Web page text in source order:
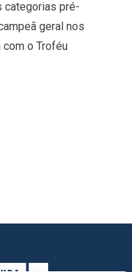
categorias pré-
geral nos
com o Troféu